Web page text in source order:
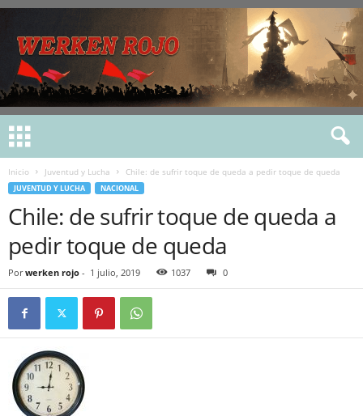
Inicio Juventud y Lucha Chile: de sufrir toque de queda a pedir toque de queda
JUVENTUD Y LUCHA NACIONAL
Chile: de sufrir toque de queda a
pedir toque de queda
Por werken rojo - 1 julio, 2019 1037 0